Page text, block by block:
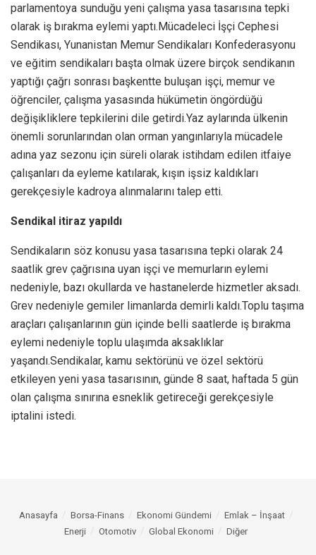
parlamentoya sunduğu yeni çalışma yasa tasarısına tepki
olarak iş bırakma eylemi yaptı.Mücadeleci İşçi Cephesi
Sendikası, Yunanistan Memur Sendikaları Konfederasyonu
ve eğitim sendikaları başta olmak üzere birçok sendikanın
yaptığı çağrı sonrası başkentte buluşan işçi, memur ve
öğrenciler, çalışma yasasında hükümetin öngördüğü
değişikliklere tepkilerini dile getirdi.Yaz aylarında ülkenin
önemli sorunlarından olan orman yangınlarıyla mücadele
adına yaz sezonu için süreli olarak istihdam edilen itfaiye
çalışanları da eyleme katılarak, kışın işsiz kaldıkları
gerekçesiyle kadroya alınmalarını talep etti.
Sendikal itiraz yapıldı
Sendikaların söz konusu yasa tasarısına tepki olarak 24
saatlik grev çağrısına uyan işçi ve memurların eylemi
nedeniyle, bazı okullarda ve hastanelerde hizmetler aksadı.
Grev nedeniyle gemiler limanlarda demirli kaldı.Toplu taşıma
araçları çalışanlarının gün içinde belli saatlerde iş bırakma
eylemi nedeniyle toplu ulaşımda aksaklıklar
yaşandı.Sendikalar, kamu sektörünü ve özel sektörü
etkileyen yeni yasa tasarısının, günde 8 saat, haftada 5 gün
olan çalışma sınırına esneklik getireceği gerekçesiyle
iptalini istedi.
Anasayfa Borsa-Finans Ekonomi Gündemi
Emlak – İnşaat
Enerji
Otomotiv Global Ekonomi Diğer